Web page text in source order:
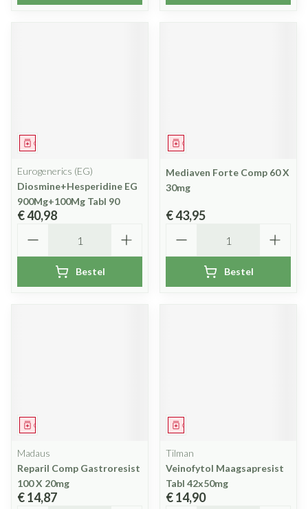
Geneesmiddel
Eurogenerics (EG)
Diosmine+Hesperidine EG
900Mg+100Mg Tabl 90
€ 40,98
Bestel
Geneesmiddel
Mediaven Forte Comp 60 X
30mg
€ 43,95
Bestel
Geneesmiddel
Madaus
Reparil Comp Gastroresist
100 X 20mg
€ 14,87
Geneesmiddel
Tilman
Veinofytol Maagsapresist
Tabl 42x50mg
€ 14,90